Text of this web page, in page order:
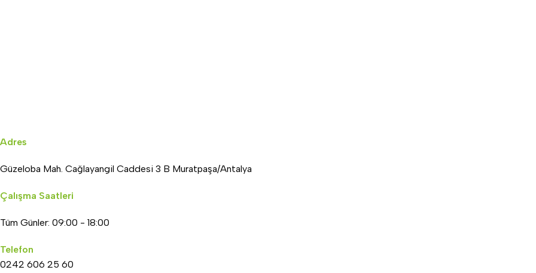
Adres
Güzeloba Mah. Cağlayangil Caddesi 3 B Muratpaşa/Antalya
Çalışma Saatleri
Tüm Günler: 09:00 - 18:00
Telefon
0242 606 25 60